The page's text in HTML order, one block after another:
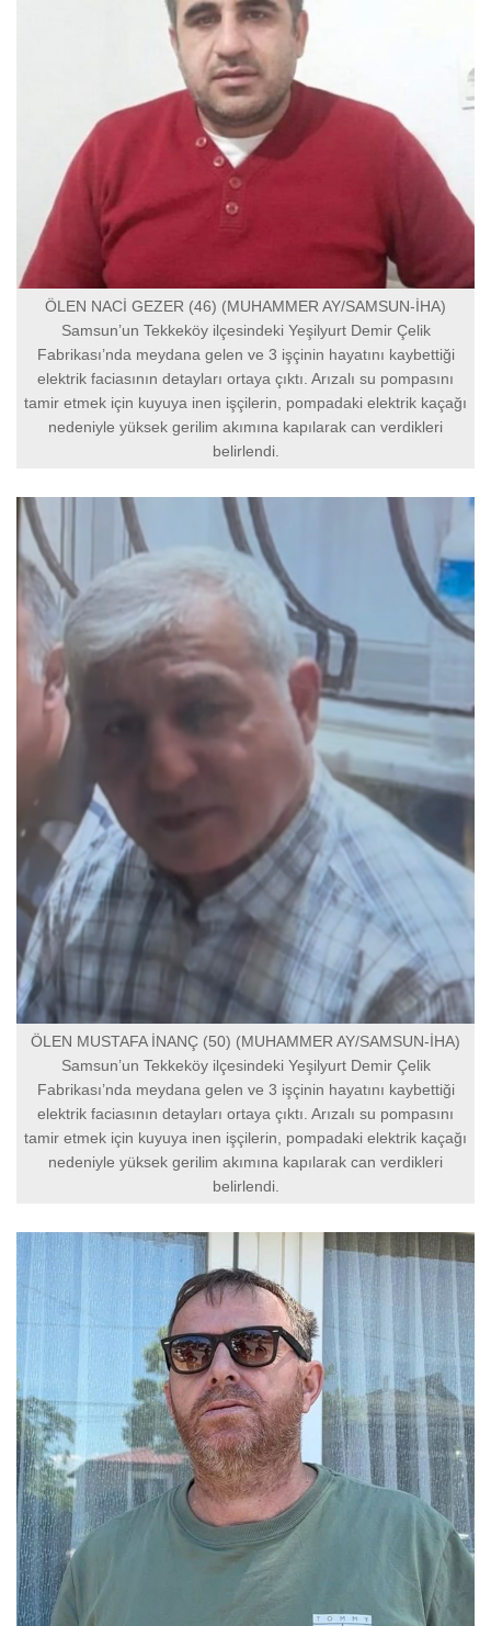
ÖLEN NACİ GEZER (46) (MUHAMMER AY/SAMSUN-İHA)
Samsun’un Tekkeköy ilçesindeki Yeşilyurt Demir Çelik
Fabrikası’nda meydana gelen ve 3 işçinin hayatını kaybettiği
elektrik faciasının detayları ortaya çıktı. Arızalı su pompasını
tamir etmek için kuyuya inen işçilerin, pompadaki elektrik kaçağı
nedeniyle yüksek gerilim akımına kapılarak can verdikleri
belirlendi.
ÖLEN MUSTAFA İNANÇ (50) (MUHAMMER AY/SAMSUN-İHA)
Samsun’un Tekkeköy ilçesindeki Yeşilyurt Demir Çelik
Fabrikası’nda meydana gelen ve 3 işçinin hayatını kaybettiği
elektrik faciasının detayları ortaya çıktı. Arızalı su pompasını
tamir etmek için kuyuya inen işçilerin, pompadaki elektrik kaçağı
nedeniyle yüksek gerilim akımına kapılarak can verdikleri
belirlendi.